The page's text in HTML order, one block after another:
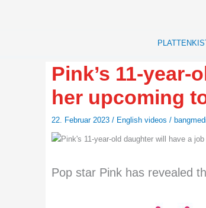
Pink’s 11-
her upcoming
22. Februar 2023 / English videos /
Pop star Pink has revealed